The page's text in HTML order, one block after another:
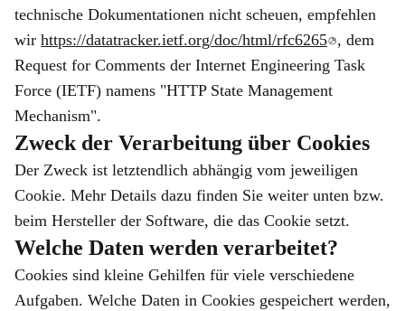
technische Dokumentationen nicht scheuen, empfehlen
wir https://datatracker.ietf.org/doc/html/rfc6265 , dem
Request for Comments der Internet Engineering Task
Force (IETF) namens "HTTP State Management
Mechanism".
Zweck der Verarbeitung über Cookies
Der Zweck ist letztendlich abhängig vom jeweiligen
Cookie. Mehr Details dazu finden Sie weiter unten bzw.
beim Hersteller der Software, die das Cookie setzt.
Welche Daten werden verarbeitet?
Cookies sind kleine Gehilfen für viele verschiedene
Aufgaben. Welche Daten in Cookies gespeichert werden,